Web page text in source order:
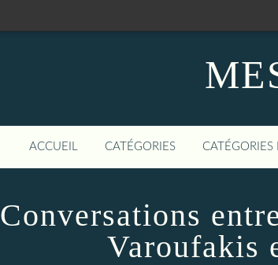
ACCUEIL CATÉGORIES CATÉGORIES
Conversations
Varoufakis